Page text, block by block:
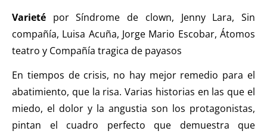
Varieté por Síndrome de clown, Jenny Lara, Sin
compañía, Luisa Acuña, Jorge Mario Escobar, Átomos
teatro y Compañía tragica de payasos
En tiempos de crisis, no hay mejor remedio para el
abatimiento, que la risa. Varias historias en las que el
miedo, el dolor y la angustia son los protagonistas,
pintan el cuadro perfecto que demuestra que